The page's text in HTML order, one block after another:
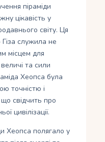
піраміди
цікавість у
світу. Ця
служила не
місцем для
та сили
Хеопса була
точністю і
свідчить про
цивілізації.
Хеопса полягало у